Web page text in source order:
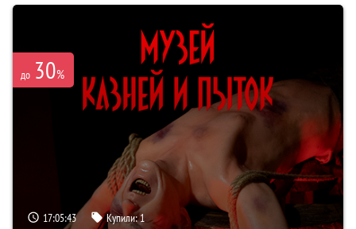
до 30%
17:05:42 Купили:1